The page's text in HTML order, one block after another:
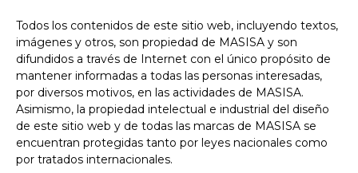
Todos los contenidos de este sitio web, incluyendo textos,
imágenes y otros, son propiedad de MASISA y son
difundidos a través de Internet con el único propósito de
mantener informadas a todas las personas interesadas,
por diversos motivos, en las actividades de MASISA.
Asimismo, la propiedad intelectual e industrial del diseño
de este sitio web y de todas las marcas de MASISA se
encuentran protegidas tanto por leyes nacionales como
por tratados internacionales.